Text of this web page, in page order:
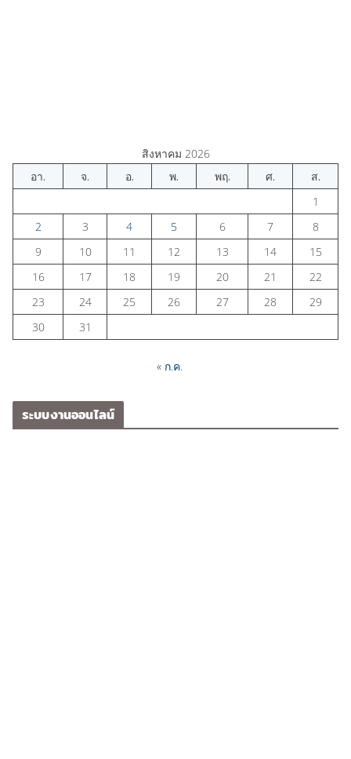
สิงหาคม 2026
อา.
จ. อ. พ. พฤ. ศ.
ส.
1
2
3 4 5 6 7
8
9
10 11 12 13 14
15
16
17 18 19 20 21
22
23
24 25 26 27 28
29
30
31
« ก.ค.
ระบบงานออนไลน์